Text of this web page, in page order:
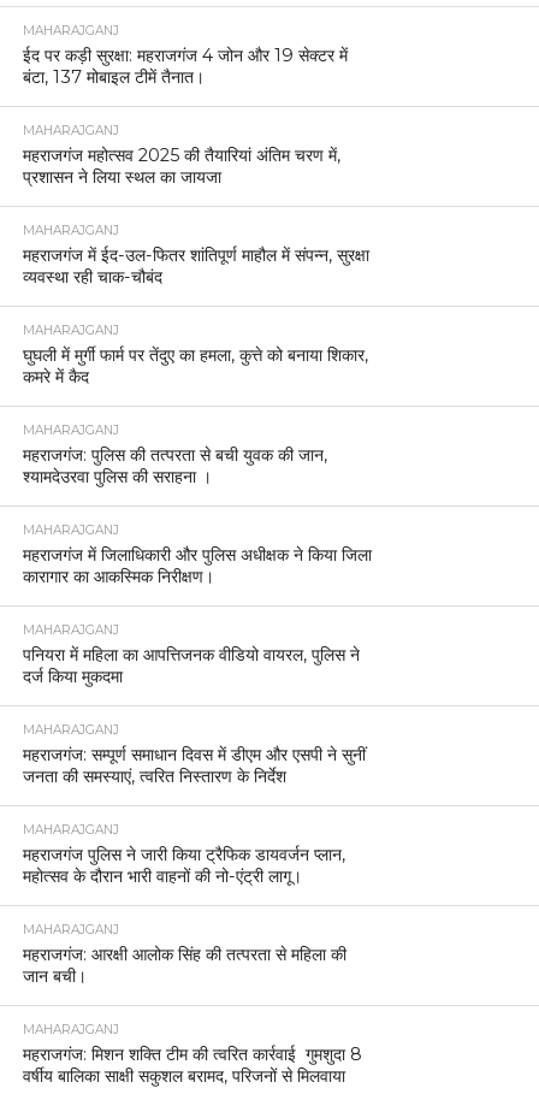
MAHARAJGANJ
ईद पर कड़ी सुरक्षा: महराजगंज 4 जोन और 19 सेक्टर में
बंटा, 137 मोबाइल टीमें तैनात।
MAHARAJGANJ
महराजगंज महोत्सव 2025 की तैयारियां अंतिम चरण में,
प्रशासन ने लिया स्थल का जायजा
MAHARAJGANJ
महराजगंज में ईद-उल-फितर शांतिपूर्ण माहौल में संपन्न, सुरक्षा
व्यवस्था रही चाक-चौबंद
MAHARAJGANJ
घुघली में मुर्गी फार्म पर तेंदुए का हमला, कुत्ते को बनाया शिकार,
कमरे में कैद
MAHARAJGANJ
महराजगंज: पुलिस की तत्परता से बची युवक की जान,
श्यामदेउरवा पुलिस की सराहना ।
MAHARAJGANJ
महराजगंज में जिलाधिकारी और पुलिस अधीक्षक ने किया जिला
कारागार का आकस्मिक निरीक्षण।
MAHARAJGANJ
पनियरा में महिला का आपत्तिजनक वीडियो वायरल, पुलिस ने
दर्ज किया मुकदमा
MAHARAJGANJ
महराजगंज: सम्पूर्ण समाधान दिवस में डीएम और एसपी ने सुनीं
जनता की समस्याएं, त्वरित निस्तारण के निर्देश
MAHARAJGANJ
महराजगंज पुलिस ने जारी किया ट्रैफिक डायवर्जन प्लान,
महोत्सव के दौरान भारी वाहनों की नो-एंट्री लागू।
MAHARAJGANJ
महराजगंज: आरक्षी आलोक सिंह की तत्परता से महिला की
जान बची।
MAHARAJGANJ
महराजगंज: मिशन शक्ति टीम की त्वरित कार्रवाई गुमशुदा 8
वर्षीय बालिका साक्षी सकुशल बरामद, परिजनों से मिलवाया